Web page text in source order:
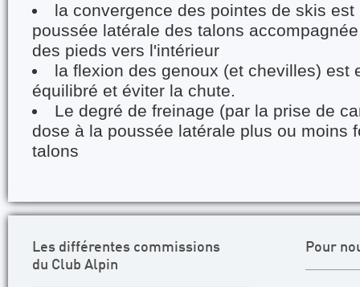
la convergence des pointes de skis
poussée latérale des talons
des pieds vers l'intérieur
la flexion des genoux (et chevilles) est
équilibré et éviter la chute.
Le degré de freinage (par la prise de
dose à la poussée latérale plus ou moins
talons
Les différentes commissions
du Club Alpin
Pour